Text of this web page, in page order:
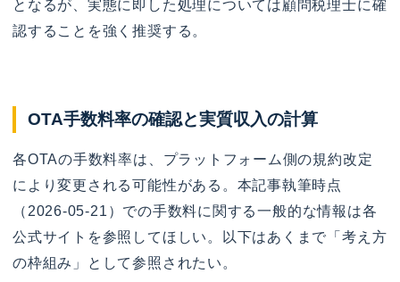
となるが、実態に即した処理については顧問税理士に確
認することを強く推奨する。
OTA手数料率の確認と実質収入の計算
各OTAの手数料率は、プラットフォーム側の規約改定
により変更される可能性がある。本記事執筆時点
（2026-05-21）での手数料に関する一般的な情報は各
公式サイトを参照してほしい。以下はあくまで「考え方
の枠組み」として参照されたい。